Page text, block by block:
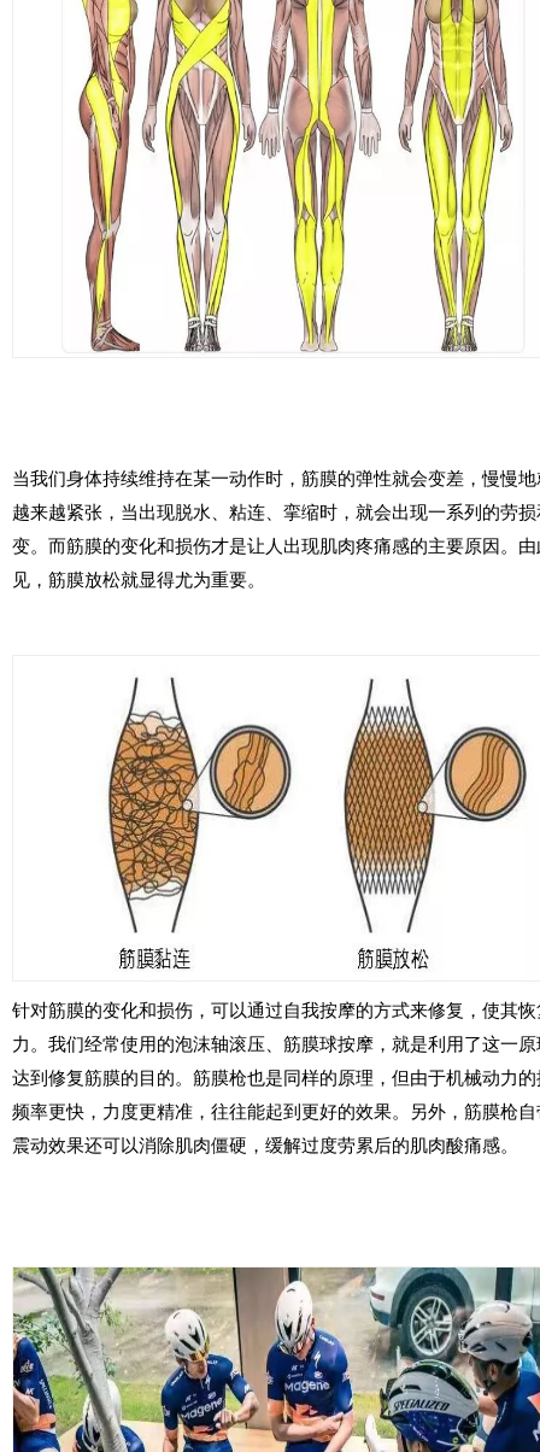
当我们身体持续维持在某一动作时，筋膜的弹性就会变差，慢慢
越来越紧张，当出现脱水、粘连、挛缩时，就会出现一系列的劳
变。而筋膜的变化和损伤才是让人出现肌肉疼痛感的主要原因。
见，筋膜放松就显得尤为重要。
针对筋膜的变化和损伤，可以通过自我按摩的方式来修复，使其
力。我们经常使用的泡沫轴滚压、筋膜球按摩，就是利用了这一
达到修复筋膜的目的。筋膜枪也是同样的原理，但由于机械动力
频率更快，力度更精准，往往能起到更好的效果。另外，筋膜枪
震动效果还可以消除肌肉僵硬，缓解过度劳累后的肌肉酸痛感。